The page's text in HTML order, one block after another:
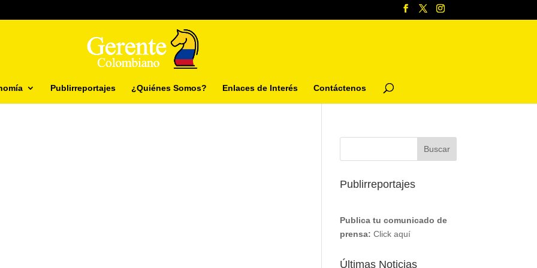
Publirreportajes ¿Quiénes Somos? Enlaces de Interés Contáctenos
Publirreportajes
Publica tu comunicado de
prensa: Click aquí
Últimas Noticias